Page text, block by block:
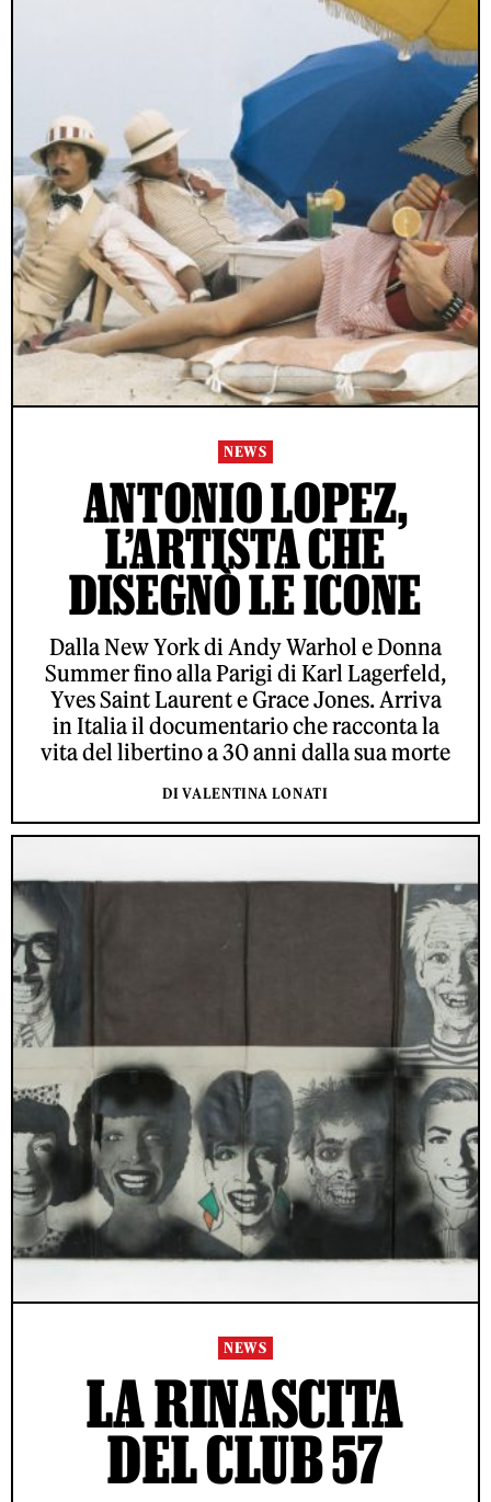
NEWS
ANTONIO LOPEZ,
L’ARTISTA CHE
DISEGNÒ LE ICONE
Dalla New York di Andy Warhol e Donna
Summer fino alla Parigi di Karl Lagerfeld,
Yves Saint Laurent e Grace Jones. Arriva
in Italia il documentario che racconta la
vita del libertino a 30 anni dalla sua morte
DI VALENTINA LONATI
NEWS
LA RINASCITA
DEL CLUB 57